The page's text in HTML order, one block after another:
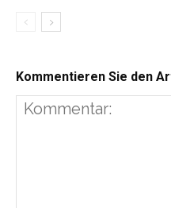
Kommentieren Sie den